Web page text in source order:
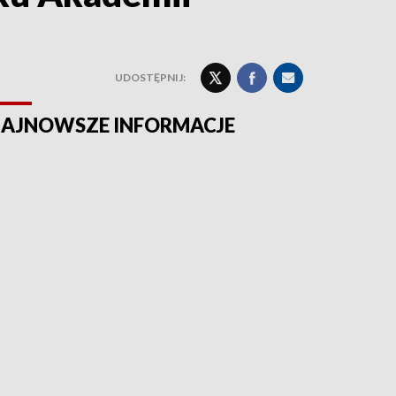
UDOSTĘPNIJ:
INFORMACJE